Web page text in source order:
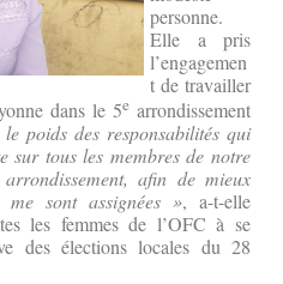
personne.
Elle a pris
l’engagemen
t de travailler
dans le 5e arrondissement
poids des responsabilités qui
sur tous les membres de notre
afin de mieux
sont assignées », a-t-elle
les femmes de l’OFC à se
des élections locales du 28